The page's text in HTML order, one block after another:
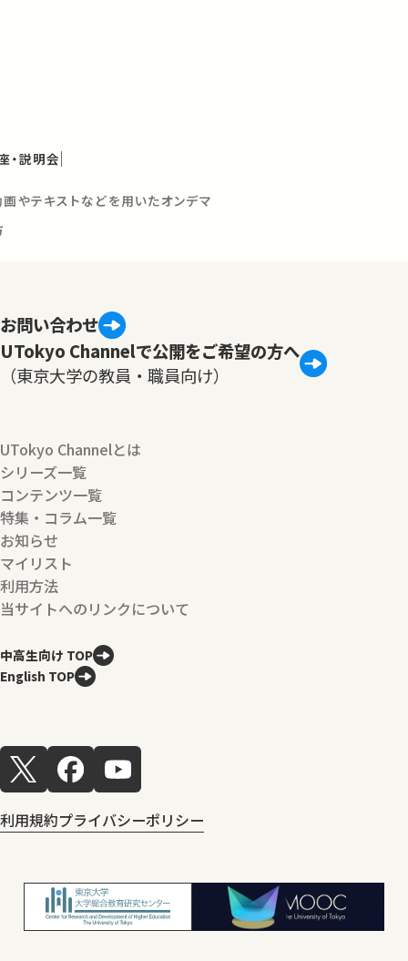
・説明会
やテキストなどを用いたオンデマ
お問い合わせ
UTokyo Channelで公開をご希望の方へ
（東京大学の教員・職員向け）
UTokyo Channelとは
シリーズ一覧
コンテンツ一覧
特集・コラム一覧
お知らせ
マイリスト
利用方法
当サイトへのリンクについて
中高生向け TOP
English TOP
利用規約プライバシーポリシー